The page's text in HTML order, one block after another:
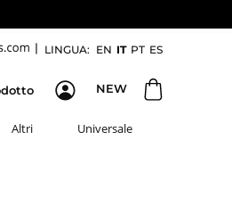
LINGUA: EN IT PT ES
|
NEW
Altri Universale